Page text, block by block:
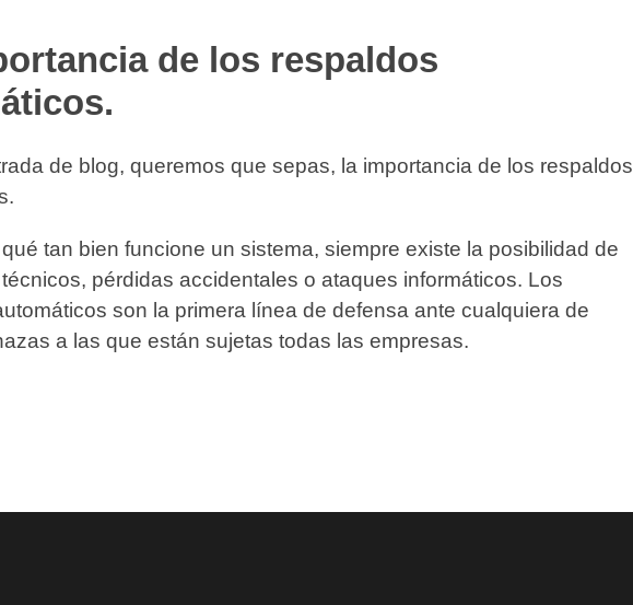
de los respaldos
de blog, queremos que sepas, la importancia de los respaldos
tan bien funcione un sistema, siempre existe la posibilidad de
pérdidas accidentales o ataques informáticos. Los
son la primera línea de defensa ante cualquiera de
a las que están sujetas todas las empresas.